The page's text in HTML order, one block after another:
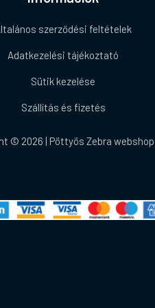
szerződési feltételek
Adatkezelési tájékoztató
Sütik kezelése
Szállítás és fizetés
© 2026 | Pöttyös Zebra webshop